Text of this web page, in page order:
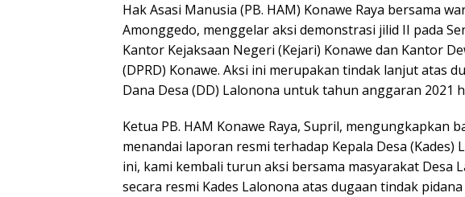
Hak Asasi Manusia (PB. HAM) Konawe Raya bersama
Amonggedo, menggelar aksi demonstrasi jilid II pada
Kantor Kejaksaan Negeri (Kejari) Konawe dan Kantor
(DPRD) Konawe. Aksi ini merupakan tindak lanjut atas
Dana Desa (DD) Lalonona untuk tahun anggaran 2021
Ketua PB. HAM Konawe Raya, Supril, mengungkapkan
menandai laporan resmi terhadap Kepala Desa (Kades)
ini, kami kembali turun aksi bersama masyarakat Desa
secara resmi Kades Lalonona atas dugaan tindak